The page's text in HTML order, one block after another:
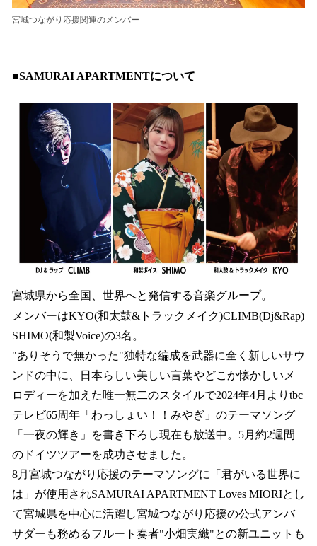
宮城つながり応援関連のメンバー
■SAMURAI APARTMENTについて
宮城県から全国、世界へと発信する音楽グループ。
メンバーはKYO(和太鼓&トラックメイク)CLIMB(Dj&Rap)
SHIMO(和製Voice)の3名。
"ありそうで無かった"独特な編成を武器に全く新しいサウ
ンドの中に、日本らしい美しい言葉やどこか懐かしいメ
ロディーを加えた唯一無二のスタイルで2024年4月よりtbc
テレビ65周年「わっしょい！！みやぎ」のテーマソング
「一夜の輝き」を書き下ろし現在も放送中。5月約2週間
のドイツツアーを成功させました。
8月宮城つながり応援のテーマソングに「君がいる世界に
は」が使用されSAMURAI APARTMENT Loves MIORIとし
て宮城県を中心に活躍し宮城つながり応援の公式アンバ
サダーも務めるフルート奏者"小畑実織"との新ユニットも